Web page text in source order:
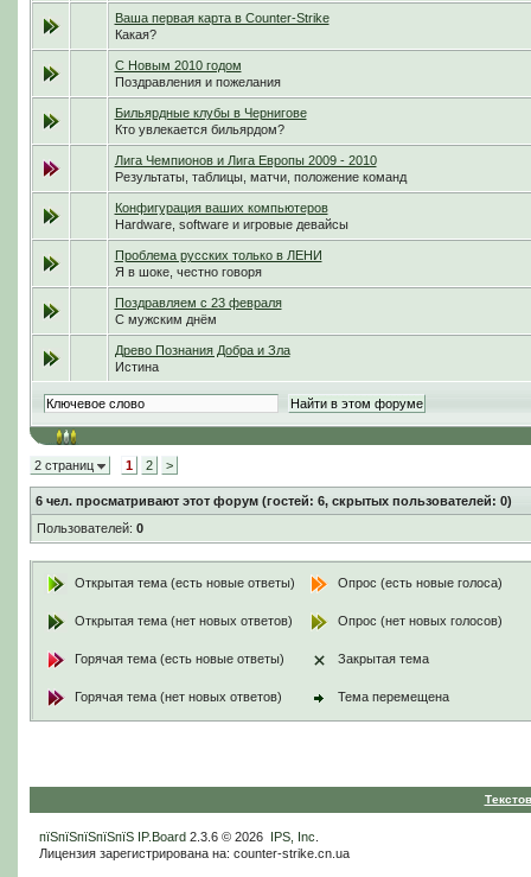
Ваша первая карта в Counter-Strike
Какая?
С Новым 2010 годом
Поздравления и пожелания
Бильярдные клубы в Чернигове
Кто увлекается бильярдом?
Лига Чемпионов и Лига Европы 2009 - 2010
Результаты, таблицы, матчи, положение команд
Конфигурация ваших компьютеров
Hardware, software и игровые девайсы
Проблема русских только в ЛЕНИ
Я в шоке, честно говоря
Поздравляем с 23 февраля
С мужским днём
Древо Познания Добра и Зла
Истина
2 страниц 1 2 >
6чел. просматривают этот форум (гостей: 6, скрытых пользователей: 0)
Пользователей: 0
Открытая тема (есть новые ответы)
Открытая тема (нет новых ответов)
Горячая тема (есть новые ответы)
Горячая тема (нет новых ответов)
Опрос (есть новые голоса)
Опрос (нет новых голосов)
Закрытая тема
Тема перемещена
пїЅпїЅпїЅпїЅпїЅ IP.Board2.3.6 © 2026 IPS, Inc
Лицензия зарегистрирована на: counter-strike.cn.ua